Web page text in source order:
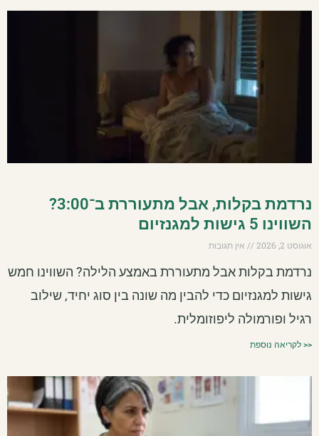
נרדמת בקלות, אבל מתעוררת ב־3:00?
השווינו 5 גישות למגנזיום
אוגוסט 2, 2026 אין תגובות
נרדמת בקלות אבל מתעוררת באמצע הלילה? השווינו חמש
גישות למגנזיום כדי להבין מה שונה בין סוג יחיד, שילוב
רגיל ופורמולה ליפוזומלית.
<< לקריאה נוספת